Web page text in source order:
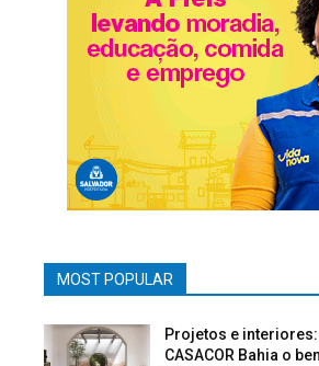
MOST POPULAR
Projetos e interiores:
CASACOR Bahia o